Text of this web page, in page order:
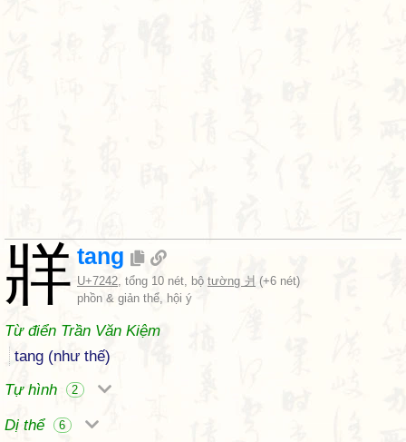
牂 tang
U+7242, tổng 10 nét, bộ tường 爿 (+6 nét)
phồn & giản thể, hội ý
Từ điển Trần Văn Kiệm
tang (như thế)
Tự hình
2
Dị thể 6